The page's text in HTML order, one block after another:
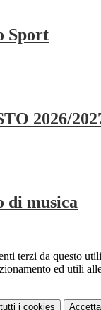
Sport
2026/
di musica
terzi da questo
ed utili
i cookies